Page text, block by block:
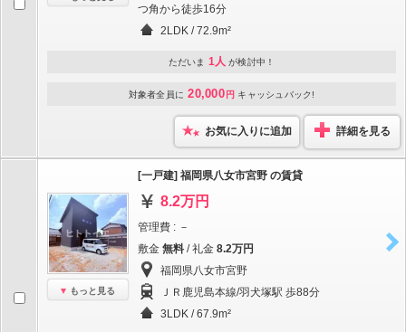
つ角から徒歩16分
2LDK / 72.9m²
ただいま 1人 が検討中！
対象者全員に 20,000 円 キャッシュバック!
お気に入りに追加 詳細を見る
もっと見る
[一戸建] 福岡県八女市宮野 の賃貸
8.2万円
管理費 : －
敷金 無料 / 礼金 8.2万円
福岡県八女市宮野
ＪＲ鹿児島本線/羽犬塚駅 歩88分
3LDK / 67.9m²